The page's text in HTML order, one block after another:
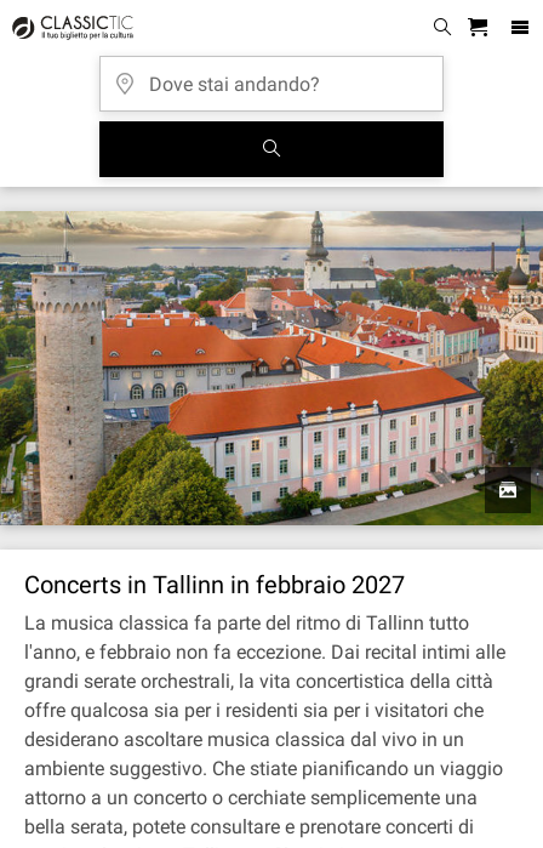
Concerts in Tallinn in febbraio 2027
La musica classica fa parte del ritmo di Tallinn tutto
l'anno, e febbraio non fa eccezione. Dai recital intimi alle
grandi serate orchestrali, la vita concertistica della città
offre qualcosa sia per i residenti sia per i visitatori che
desiderano ascoltare musica classica dal vivo in un
ambiente suggestivo. Che stiate pianificando un viaggio
attorno a un concerto o cerchiate semplicemente una
bella serata, potete consultare e prenotare concerti di